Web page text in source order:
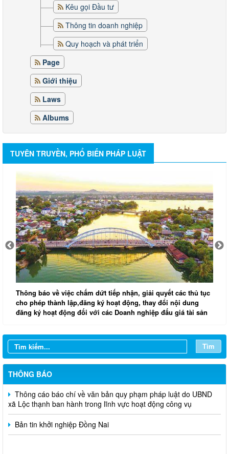
Kêu gọi Đầu tư
Thông tin doanh nghiệp
Quy hoạch và phát triển
Page
Giới thiệu
Laws
Albums
TUYÊN TRUYỀN, PHỔ BIẾN PHÁP LUẬT
Thông báo về việc chấm dứt tiếp nhận, giải quyết các thủ tục
cho phép thành lập,đăng ký hoạt động, thay đổi nội dung
đăng ký hoạt động đối với các Doanh nghiệp đấu giá tài sản
Tìm
THÔNG BÁO
HĐND xã Lộc Thạnh khóa V, nhiệm kỳ 2026-2031
Quyết định ban hành Quy chế làm việc của Ủy ban nhân dân
xã Lộc Thạnh nhiệm kỳ 2026-2031
Thông cáo báo chí về văn bản quy phạm pháp luật do UBND
xã Lộc thạnh ban hành trong lĩnh vực hoạt động công vụ
Bản tin khởi nghiệp Đồng Nai